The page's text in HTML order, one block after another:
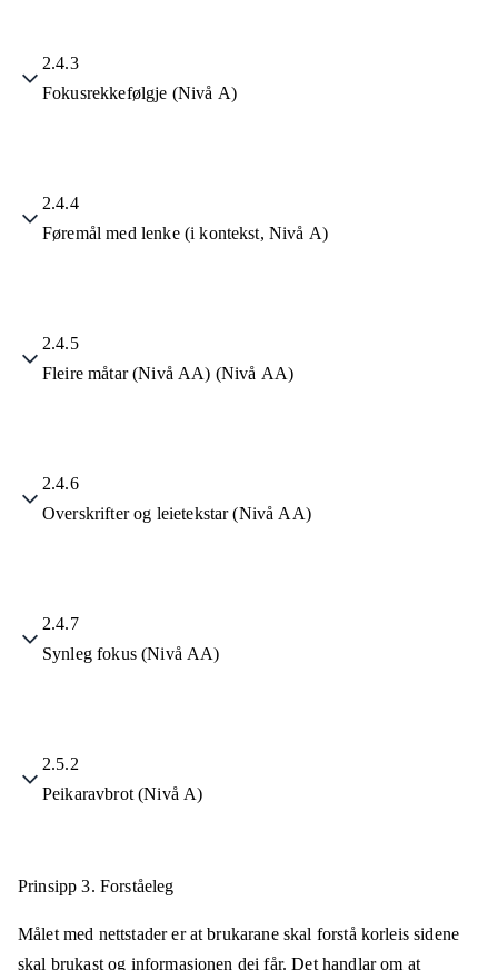
2.4.3
Fokusrekkefølgje (Nivå A)
2.4.4
Føremål med lenke (i kontekst, Nivå A)
2.4.5
Fleire måtar (Nivå AA) (Nivå AA)
2.4.6
Overskrifter og leietekstar (Nivå AA)
2.4.7
Synleg fokus (Nivå AA)
2.5.2
Peikaravbrot (Nivå A)
Prinsipp 3. Forståeleg
Målet med nettstader er at brukarane skal forstå korleis sidene
skal brukast og informasjonen dei får. Det handlar om at